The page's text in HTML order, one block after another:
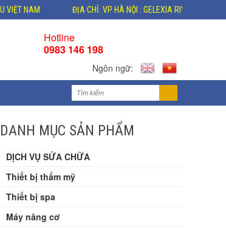
ĐỊA CHỈ: VP HÀ NỘI : GELEXIA RIVERSIDE - 885 TAM
Hotline
0983 146 198
Ngôn ngữ:
DANH MỤC SẢN PHẨM
DỊCH VỤ SỬA CHỮA
Thiết bị thẩm mỹ
Thiết bị spa
Máy nâng cơ